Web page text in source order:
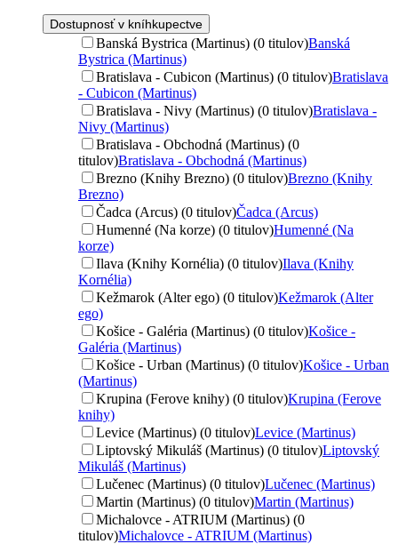
Dostupnosť v kníhkupectve
Banská Bystrica (Martinus) (0 titulov)Banská
Bystrica (Martinus)
Bratislava - Cubicon (Martinus) (0 titulov)Bratislava
- Cubicon (Martinus)
Bratislava - Nivy (Martinus) (0 titulov)Bratislava -
Nivy (Martinus)
Bratislava - Obchodná (Martinus) (0
titulov)Bratislava - Obchodná (Martinus)
Brezno (Knihy Brezno) (0 titulov)Brezno (Knihy
Brezno)
Čadca (Arcus) (0 titulov)Čadca (Arcus)
Humenné (Na korze) (0 titulov)Humenné (Na
korze)
Ilava (Knihy Kornélia) (0 titulov)Ilava (Knihy
Kornélia)
Kežmarok (Alter ego) (0 titulov)Kežmarok (Alter
ego)
Košice - Galéria (Martinus) (0 titulov)Košice -
Galéria (Martinus)
Košice - Urban (Martinus) (0 titulov)Košice - Urban
(Martinus)
Krupina (Ferove knihy) (0 titulov)Krupina (Ferove
knihy)
Levice (Martinus) (0 titulov)Levice (Martinus)
Liptovský Mikuláš (Martinus) (0 titulov)Liptovský
Mikuláš (Martinus)
Lučenec (Martinus) (0 titulov)Lučenec (Martinus)
Martin (Martinus) (0 titulov)Martin (Martinus)
Michalovce - ATRIUM (Martinus) (0
titulov)Michalovce - ATRIUM (Martinus)